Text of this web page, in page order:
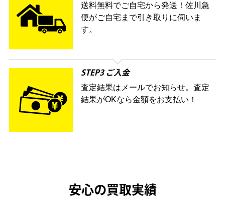
送料無料でご自宅から発送！佐川急
便がご自宅まで引き取りに伺いま
す。
STEP3 ご入金
査定結果はメールでお知らせ。査定
結果がOKなら金額をお支払い！
安心の買取実績